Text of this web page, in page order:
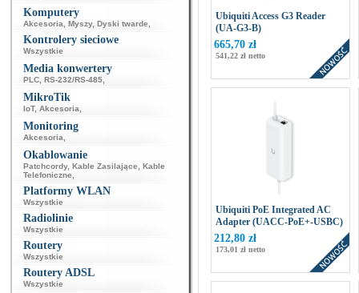
Komputery
Akcesoria Myszy, Dyski twarde
Kontrolery sieciowe
Wszystkie
Media konwertery
PLC RS-232/RS-485
MikroTik
IoT, Akcesoria
Monitoring
Akcesoria
Okablowanie
Patchcordy, Kable Zasilające
Kable
Telefoniczne
Platformy WLAN
Wszystkie
Radiolinie
Wszystkie
Routery
Wszystkie
Routery ADSL
Wszystkie
Ubiquiti Access G3 Reader
(UA-G3-B)
665,70 zł
541,22 zł netto
Ubiquiti PoE Integrated AC
Adapter (UACC-PoE+-USBC)
212,80 zł
173,01 zł netto